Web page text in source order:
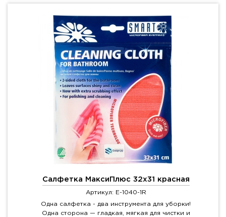
Салфетка МаксиПлюс 32х31 красная
Артикул: E-1040-1R
Одна салфетка - два инструмента для уборки!
Одна сторона — гладкая, мягкая для чистки и